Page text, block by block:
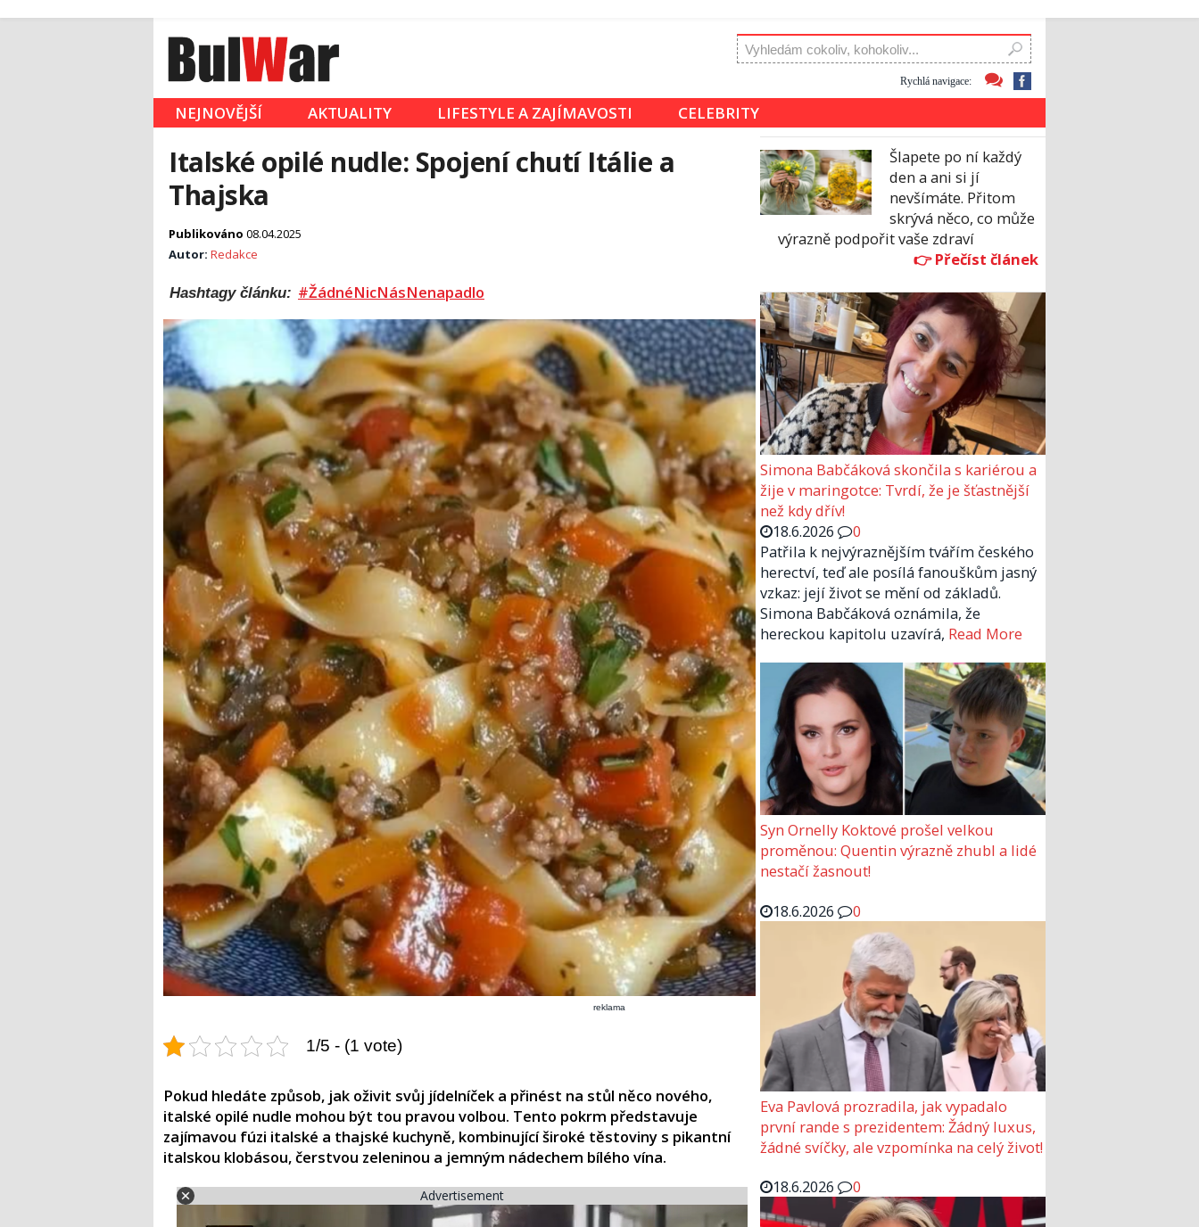
Rychlá navigace:
NEJNOVĚJŠÍ AKTUALITY LIFESTYLE A ZAJÍMAVOSTI CELEBRITY
Italské opilé nudle: Spojení chutí Itálie a
Thajska
Publikováno 08.04.2025
Autor: Redakce
Hashtagy článku: #ŽádnéNicNásNenapadlo
reklama
1/5 - (1 vote)
Pokud hledáte způsob, jak oživit svůj jídelníček a přinést na stůl něco nového,
italské opilé nudle mohou být tou pravou volbou. Tento pokrm představuje
zajímavou fúzi italské a thajské kuchyně, kombinující široké těstoviny s pikantní
italskou klobásou, čerstvou zeleninou a jemným nádechem bílého vína.
Advertisement
Šlapete po ní každý
den a ani si jí
nevšímáte. Přitom
skrývá něco, co může
výrazně podpořit vaše zdraví
Simona Babčáková skončila s kariérou a
žije v maringotce: Tvrdí, že je šťastnější
než kdy dřív!
18.6.2026
0
Patřila k nejvýraznějším tvářím českého
herectví, teď ale posílá fanouškům jasný
vzkaz: její život se mění od základů.
Simona Babčáková oznámila, že
hereckou kapitolu uzavírá, Read More
Syn Ornelly Koktové prošel velkou
proměnou: Quentin výrazně zhubl a lidé
nestačí žasnout!
18.6.2026
0
Eva Pavlová prozradila, jak vypadalo
první rande s prezidentem: Žádný luxus,
žádné svíčky, ale vzpomínka na celý život!
18.6.2026
0